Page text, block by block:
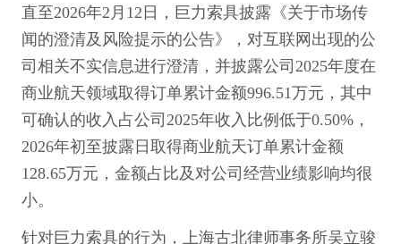
直至2026年2月12日，巨力索具披露《关于市场传
闻的澄清及风险提示的公告》，对互联网出现的公
司相关不实信息进行澄清，并披露公司2025年度在
商业航天领域取得订单累计金额996.51万元，其中
可确认的收入占公司2025年收入比例低于0.50%，
2026年初至披露日取得商业航天订单累计金额
128.65万元，金额占比及对公司经营业绩影响均很
小。
针对巨力索具的行为，上海古北律师事务所吴立骏